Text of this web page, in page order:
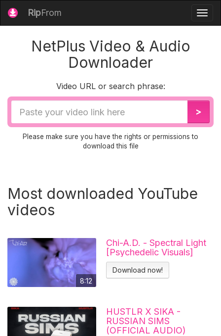
RipFrom
NetPlus Video & Audio
Downloader
Video URL or search phrase:
Video
URL
>
Please make sure you have the rights or permissions to
download this file
Most downloaded YouTube
videos
8:12
Chi-A.D. - Spectral Light
[Psychedelic Visuals]
Download now!
HUSTLR X SIKA -
RUSSIAN SIMS
(OFFICIAL AUDIO)